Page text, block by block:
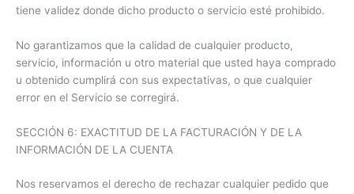
tiene validez donde dicho producto o servicio esté prohibido.
No garantizamos que la calidad de cualquier producto,
servicio, información u otro material que usted haya comprado
u obtenido cumplirá con sus expectativas, o que cualquier
error en el Servicio se corregirá.
SECCIÓN 6: EXACTITUD DE LA FACTURACIÓN Y DE LA
INFORMACIÓN DE LA CUENTA
Nos reservamos el derecho de rechazar cualquier pedido que